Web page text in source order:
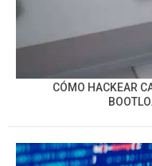
CÓMO HACKEAR